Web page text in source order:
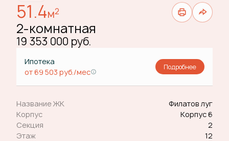
51.4м2
2-комнатная
19 353 000 руб.
Ипотека
от 69 503 руб./мес
Подробнее
Название ЖК
Филатов луг
Корпус
Корпус 6
Секция
2
Этаж
12